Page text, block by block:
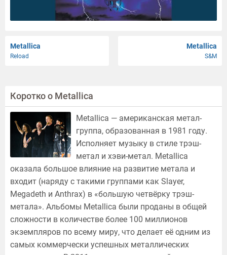
Metallica
Reload
Metallica
S&M
Коротко о Metallica
Metallica — американская метал-
группа, образованная в 1981 году.
Исполняет музыку в стиле трэш-
метал и хэви-метал. Metallica
оказала большое влияние на развитие метала и
входит (наряду с такими группами как Slayer,
Megadeth и Anthrax) в «большую четвёрку трэш-
метала». Альбомы Metallica были проданы в общей
сложности в количестве более 100 миллионов
экземпляров по всему миру, что делает её одним из
самых коммерчески успешных металлических